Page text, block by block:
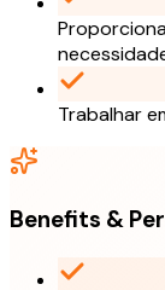
Trabalhar
Benefits &